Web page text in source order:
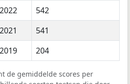
542
541
204
de gemiddelde scores per